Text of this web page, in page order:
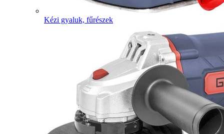
Kézi gyaluk, fűrészek